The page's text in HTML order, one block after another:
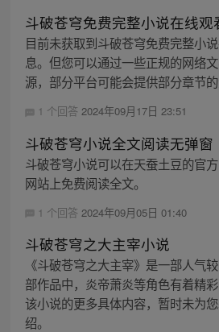
斗破苍穹免费完整小说在线观
目前未获取到斗破苍穹免费完整小
息。但您可以通过一些正规的网络
源，部分平台可能会提供部分章节的
1 个回答 2024年09月17日 23:51
斗破苍穹小说全文阅读无弹窗
斗破苍穹小说可以在天蚕土豆的官
网站上免费阅读全文。
1 个回答 2024年09月05日 01:40
斗破苍穹之大主宰小说
《斗破苍穹之大主宰》是一部人气
部作品中，炎帝萧炎等角色有着精
该小说的更多具体内容，暂时未为
绍。